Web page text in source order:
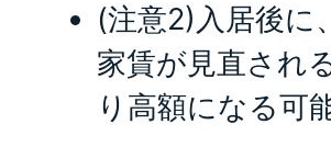
(注意2)入居後に
家賃が見直され
り高額になる可